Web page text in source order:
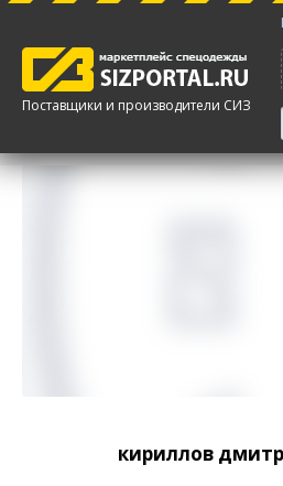
Поставщики и производители СИЗ
кириллов